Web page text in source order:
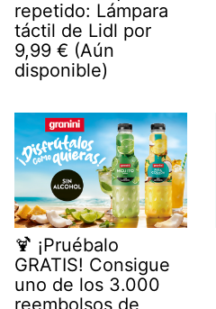
repetido: Lámpara
táctil de Lidl por
9,99 € (Aún
disponible)
🍹 ¡Pruébalo
GRATIS! Consigue
uno de los 3.000
reembolsos de